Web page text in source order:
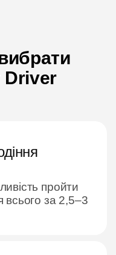
Driver
пройти
всього за 2,5–3